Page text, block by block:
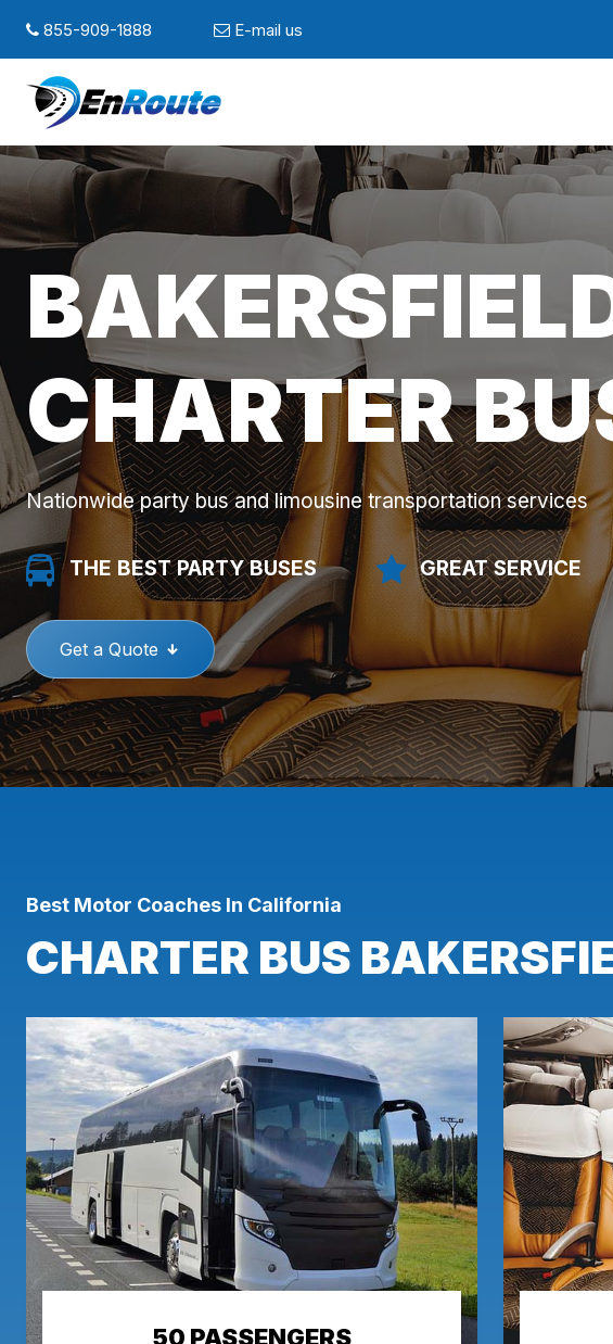
855-909-1888 E-mail us
CHARTER
Nationwide party bus and limousine transportation services
THE BEST PARTY BUSES GREAT SERVICE
Get a Quote
Best Motor Coaches In California
CHARTER BUS
50 PASSENGERS